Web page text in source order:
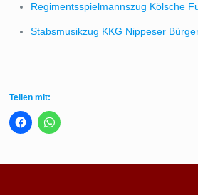
Regimentsspielmannszug Kölsche
Stabsmusikzug KKG Nippeser
Teilen mit: